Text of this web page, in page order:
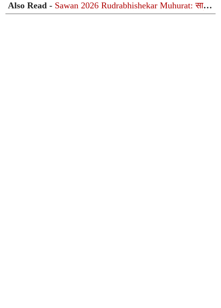
Also Read - Sawan 2026 Rudrabhishekar Muhurat: सावन
में किस दिन कराएं रुद्राभिषेक? जानें सबसे शुभ तिथियां और धार्मिक